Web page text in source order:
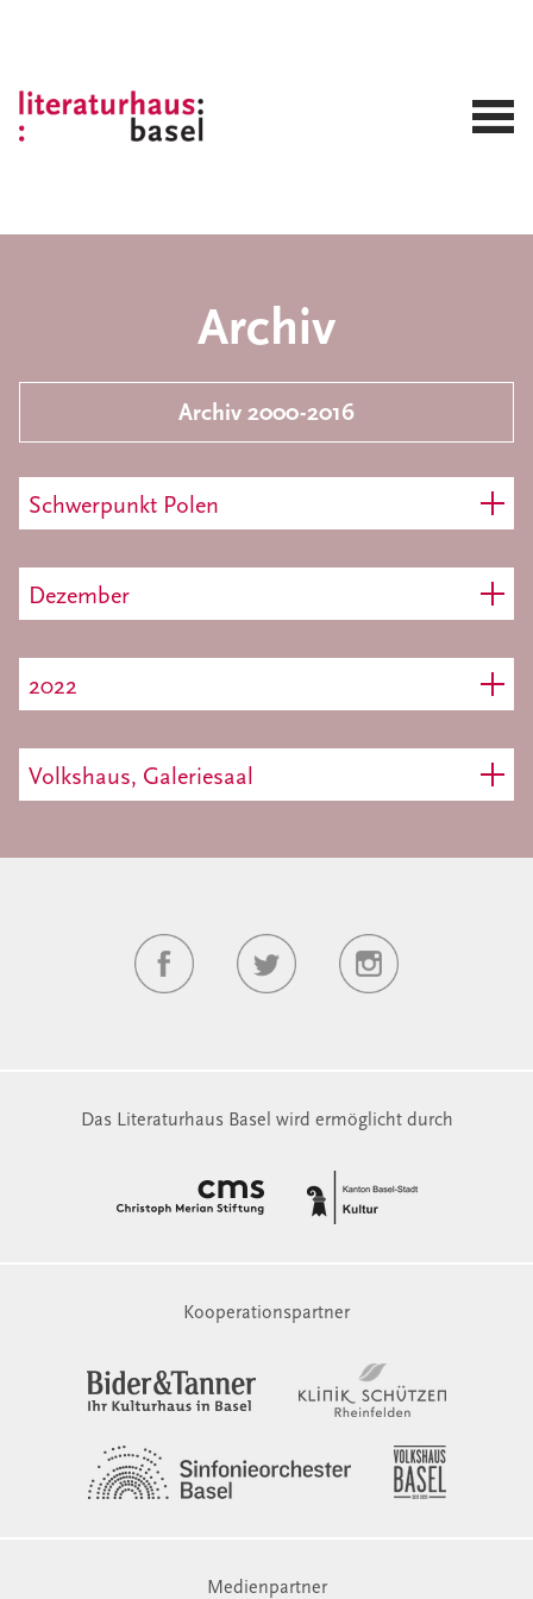
Archiv
Archiv 2000-2016
Schwerpunkt Polen
Dezember
2022
Volkshaus, Galeriesaal
Das Literaturhaus Basel wird ermöglicht durch
Kooperationspartner
Medienpartner